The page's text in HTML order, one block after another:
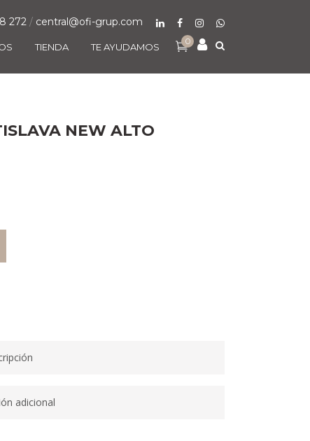
0
TIENDA TE AYUDAMOS
272 / central@ofi-grup.com
NEW ALTO
adicional